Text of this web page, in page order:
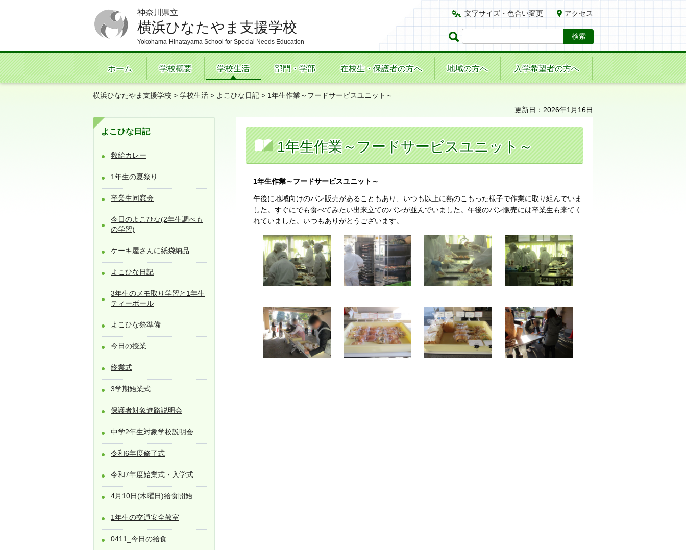
神奈川県立
横浜ひなたやま支援学校
Yokohama-Hinatayama School for Special Needs Education
文字サイズ・色合い変更 アクセス
ホーム 学校概要 学校生活 部門・学部 在校生・保護者の方へ 地域の方へ 入学希望者の方へ
横浜ひなたやま支援学校 > 学校生活 > よこひな日記 > 1年生作業～フードサービスユニット～
更新日：2026年1月16日
よこひな日記
救給カレー
1年生の夏祭り
卒業生同窓会
今日のよこひな(2年生調べも
の学習)
ケーキ屋さんに紙袋納品
よこひな日記
3年生のメモ取り学習と1年生
ティーボール
よこひな祭準備
今日の授業
終業式
3学期始業式
保護者対象進路説明会
中学2年生対象学校説明会
令和6年度修了式
令和7年度始業式・入学式
4月10日(木曜日)給食開始
1年生の交通安全教室
0411_今日の給食
1年生作業～フードサービスユニット～
1年生作業～フードサービスユニット～
午後に地域向けのパン販売があることもあり、いつも以上に熱のこもった様子で作業に取り組んでいま
した。すぐにでも食べてみたい出来立てのパンが並んでいました。午後のパン販売には卒業生も来てく
れていました。いつもありがとうございます。